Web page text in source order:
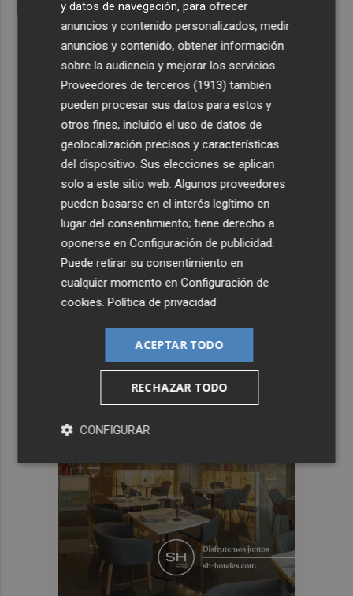
y datos de navegación, para ofrecer
anuncios y contenido personalizados, medir
anuncios y contenido, obtener información
sobre la audiencia y mejorar los servicios.
Proveedores de terceros (1913) también
pueden procesar sus datos para estos y
otros fines, incluido el uso de datos de
geolocalización precisos y características
del dispositivo. Sus elecciones se aplican
solo a este sitio web. Algunos proveedores
pueden basarse en el interés legítimo en
lugar del consentimiento; tiene derecho a
oponerse enConfiguración de publicidad
Puede retirar su consentimiento en
cualquier momento enConfiguración de
cookies .Política de privacidad
ACEPTAR TODO
RECHAZAR TODO
CONFIGURAR